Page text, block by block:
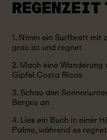
REGENZEIT
1. Nimm ein Surfbrett mit
grau ist und regnet
2. Mach eine
Gipfel Costa Ricas
3. Schau den
Berges an
4. Lies ein Buch in einer
Palme, während es regnet